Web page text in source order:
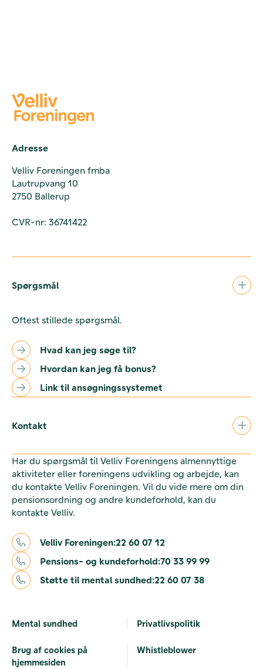
Adresse
Velliv Foreningen fmba
Lautrupvang 10
2750 Ballerup
CVR-nr: 36741422
Spørgsmål
Oftest stillede spørgsmål.
Hvad kan jeg søge til?
Hvordan kan jeg få bonus?
Link til ansøgningssystemet
Kontakt
Har du spørgsmål til Velliv Foreningens almennyttige
aktiviteter eller foreningens udvikling og arbejde, kan
du kontakte Velliv Foreningen. Vil du vide mere om din
pensionsordning og andre kundeforhold, kan du
kontakte Velliv.
Velliv Foreningen:22 60 07 12
Pensions- og kundeforhold:70 33 99 99
Støtte til mental sundhed:22 60 07 38
Mental sundhed Privatlivspolitik
Brug af cookies på
hjemmesiden
Whistleblower